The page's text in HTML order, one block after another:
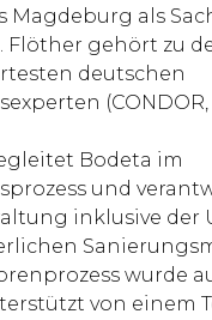
Magdeburg als
Flöther gehört zu
deutschen
Bodeta im
und
inklusive der
wurde
von einem